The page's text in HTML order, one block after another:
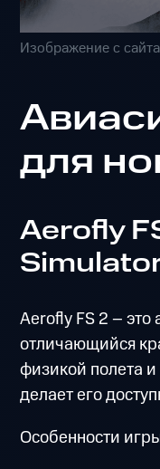
Изображение с
для
Aerofly
Aerofly FS 2 – это
отличающийся
физикой полета
делает его
Особенности